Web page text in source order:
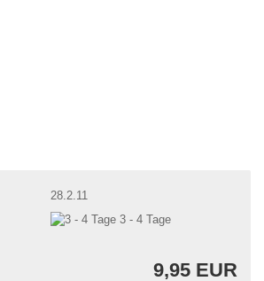
28.2.11
3 - 4 Tage
9,95 EUR